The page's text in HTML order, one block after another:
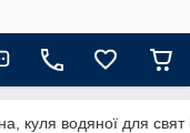
куля водяної для свят